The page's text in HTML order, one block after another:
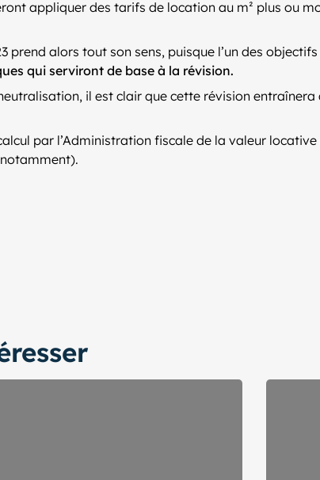
appliquer des tarifs de location au m² plus ou
alors tout son sens, puisque l’un des
qui serviront de base à la révision.
il est clair que cette révision
par l’Administration fiscale de la valeur